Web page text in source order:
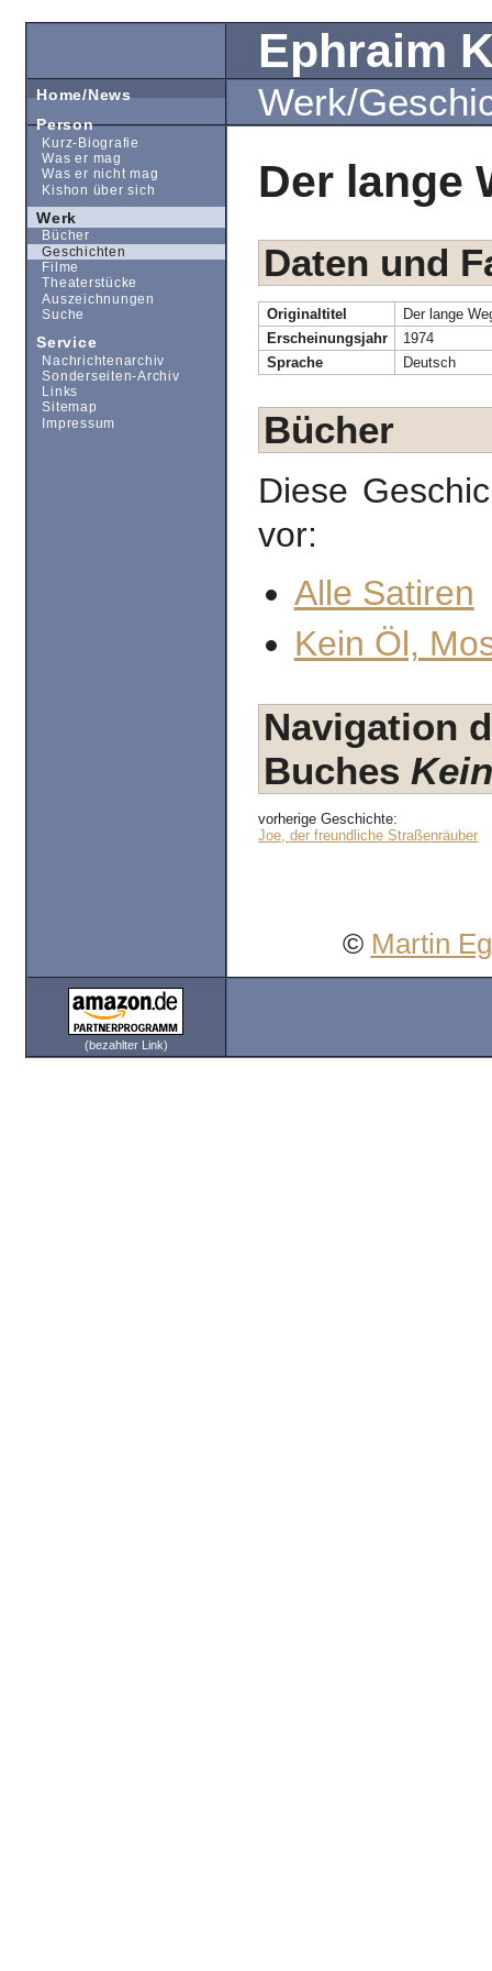
Ephraim
Werk/
Der lange
Daten und
Originaltitel
Der lange
Erscheinungsjahr
1974
Sprache
Deutsch
Bücher
Diese
vor:
Alle Satiren
Kein Öl,
Navigation
Buches
vorherige Geschichte:
Joe, der freundliche Straßenräuber
© Martin
(bezahlter Link)
Home/News
Person
Kurz-Biografie
Was er mag
Was er nicht mag
Kishon über sich
Werk
Bücher
Geschichten
Filme
Theaterstücke
Auszeichnungen
Suche
Service
Nachrichtenarchiv
Sonderseiten-Archiv
Links
Sitemap
Impressum